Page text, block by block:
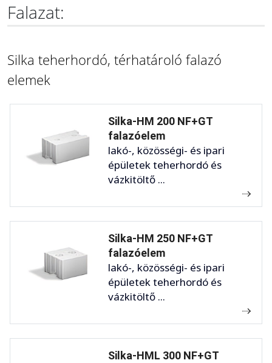
Falazat:
Silka teherhordó, térhatároló falazó
elemek
Silka-HM 200 NF+GT
falazóelem
lakó-, közösségi- és ipari
épületek teherhordó és
vázkitöltő ...
Silka-HM 250 NF+GT
falazóelem
lakó-, közösségi- és ipari
épületek teherhordó és
vázkitöltő ...
Silka-HML 300 NF+GT